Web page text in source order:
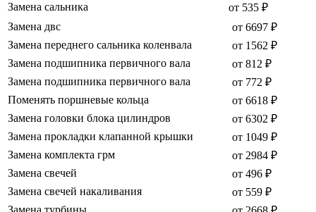
Замена сальника
от 535 ₽
Замена двс
от 6697 ₽
Замена переднего сальника коленвала
от 1562 ₽
Замена подшипника первичного вала
от 812 ₽
Замена подшипника первичного вала
от 772 ₽
Поменять поршневые кольца
от 6618 ₽
Замена головки блока цилиндров
от 6302 ₽
Замена прокладки клапанной крышки
от 1049 ₽
Замена комплекта грм
от 2984 ₽
Замена свечей
от 496 ₽
Замена свечей накаливания
от 559 ₽